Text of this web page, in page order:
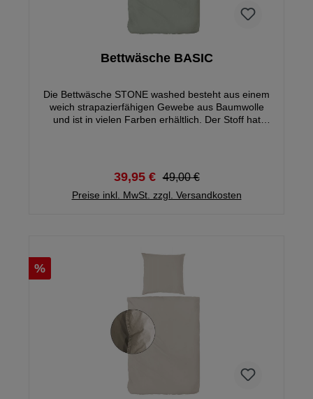
Bettwäsche BASIC
Die Bettwäsche STONE washed besteht aus einem
weich strapazierfähigen Gewebe aus Baumwolle
und ist in vielen Farben erhältlich. Der Stoff hat
Bettwäsche ist sehr hautfreundlich und pflegeleicht,
bis 60°C maschinenwaschbar und trocknergeeignet.
39,95 € 49,00 €
Preise inkl. MwSt. zzgl. Versandkosten
%